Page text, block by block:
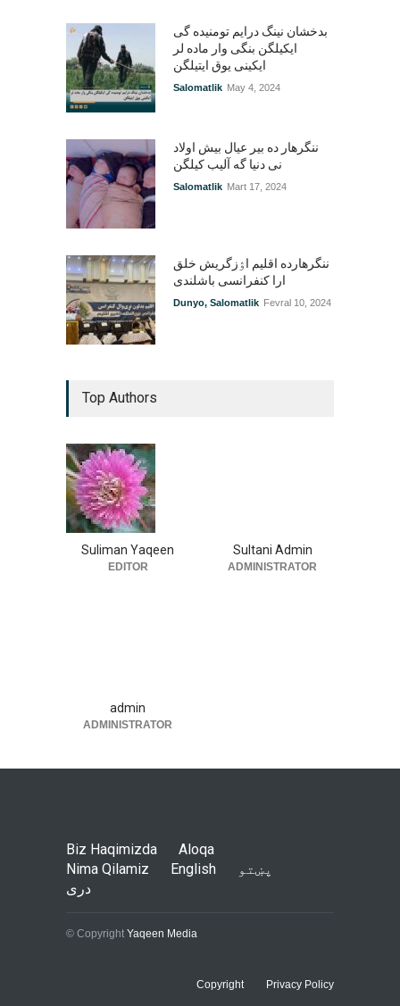
بدخشان نینگ درایم تومنیده گی
ایکیلگن بنگی وار ماده لر
ایکینی یوق ایتیلگن
Salomatlik May 4, 2024
ننگرهار ده بیر عیال بیش اولاد
نی دنیا گه آلیب کیلگن
Salomatlik Mart 17, 2024
ننگرهارده اقلیم اۉزگریش خلق
ارا کنفرانسی باشلندی
Dunyo, Salomatlik Fevral 10, 2024
Top Authors
Suliman Yaqeen
EDITOR
Sultani Admin
ADMINISTRATOR
admin
ADMINISTRATOR
Biz Haqimizda
Aloqa
Nima Qilamiz
English
پښتو
دری
© Copyright Yaqeen Media
Copyright Privacy Policy